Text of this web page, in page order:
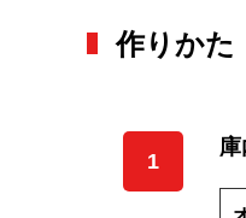
作りかた
1
庫